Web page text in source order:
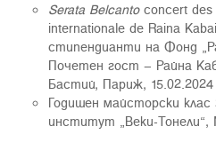
Serata Belcantoconcert des
internationale de Raina
стипендианти на Фонд
Почетен гост – Райна
Бастий, Париж, 15.02.2024
Годишен майсторски
институт „Веки-Тонели“,